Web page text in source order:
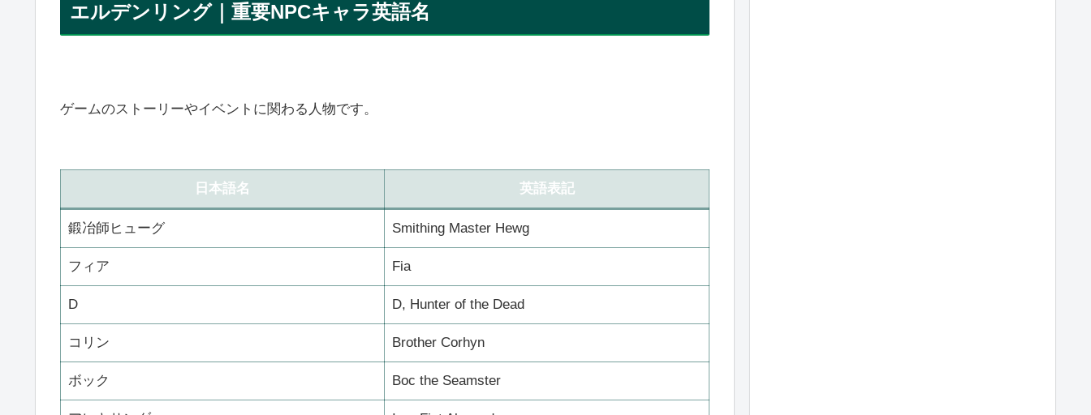
エルデンリング｜重要NPCキャラ英語名
ゲームのストーリーやイベントに関わる人物です。
日本語名 英語表記
鍛冶師ヒューグ Smithing Master Hewg
フィア Fia
D D, Hunter of the Dead
コリン Brother Corhyn
ボック Boc the Seamster